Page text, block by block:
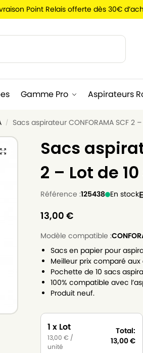
Point Relais offerte dès 30€
Gamme Pro Aspirateurs
/ Sacs aspirateur CONFORAMA SCF 2
Sacs
2 – Lot de
Référence :125438 En stock
13,00 €
Modèle compatible :
Sacs en papier pour
Meilleur prix comparé
Pochette de 10 sacs
100% compatible avec
Produit neuf.
1 x Lot
13,00€ /
unité
Total:
13,00€